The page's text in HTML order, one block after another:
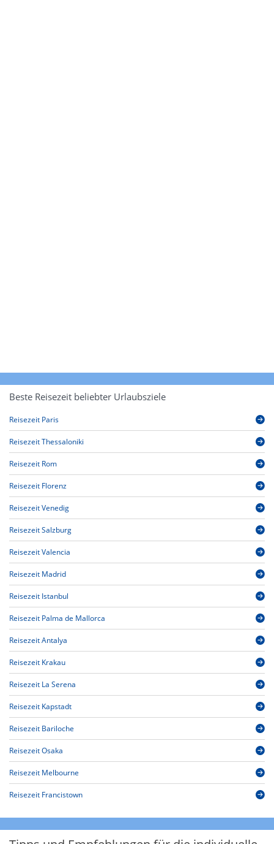
Beste Reisezeit beliebter Urlaubsziele
Reisezeit Paris
Reisezeit Thessaloniki
Reisezeit Rom
Reisezeit Florenz
Reisezeit Venedig
Reisezeit Salzburg
Reisezeit Valencia
Reisezeit Madrid
Reisezeit Istanbul
Reisezeit Palma de Mallorca
Reisezeit Antalya
Reisezeit Krakau
Reisezeit La Serena
Reisezeit Kapstadt
Reisezeit Bariloche
Reisezeit Osaka
Reisezeit Melbourne
Reisezeit Francistown